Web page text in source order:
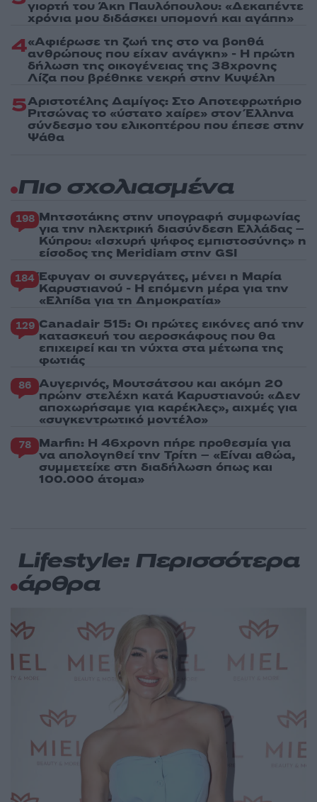
γιορτή του Άκη Παυλόπουλου: «Δεκαπέντε
χρόνια μου διδάσκει υπομονή και αγάπη»
4«Αφιέρωσε τη ζωή της στο να βοηθά
ανθρώπους που είχαν ανάγκη» - Η πρώτη
δήλωση της οικογένειας της 38χρονης
Λίζα που βρέθηκε νεκρή στην Κυψέλη
5Αριστοτέλης Δαμίγος: Στο Αποτεφρωτήριο
Ριτσώνας το «ύστατο χαίρε» στον Έλληνα
σύνδεσμο του ελικοπτέρου που έπεσε στην
Ψάθα
Πιο σχολιασμένα
198 Μητσοτάκης στην υπογραφή συμφωνίας
για την ηλεκτρική διασύνδεση Ελλάδας –
Κύπρου: «Ισχυρή ψήφος εμπιστοσύνης» η
είσοδος της Meridiam στην GSI
184 Έφυγαν οι συνεργάτες, μένει η Μαρία
Καρυστιανού - Η επόμενη μέρα για την
«Ελπίδα για τη Δημοκρατία»
129 Canadair 515: Οι πρώτες εικόνες από την
κατασκευή του αεροσκάφους που θα
επιχειρεί και τη νύχτα στα μέτωπα της
φωτιάς
86 Αυγερινός, Μουτσάτσου και ακόμη 20
πρώην στελέχη κατά Καρυστιανού: «Δεν
αποχωρήσαμε για καρέκλες», αιχμές για
«συγκεντρωτικό μοντέλο»
78 Marfin: Η 46χρονη πήρε προθεσμία για
να απολογηθεί την Τρίτη – «Είναι αθώα,
συμμετείχε στη διαδήλωση όπως και
100.000 άτομα»
Lifestyle: Περισσότερα
άρθρα